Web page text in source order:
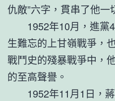
仇敵”六字，貫串了他一
1952年10月，進黨4
生難忘的上甘嶺戰爭，
戰鬥史的殘暴戰爭中，
的至高聲譽。
1952年11月1日，蔣